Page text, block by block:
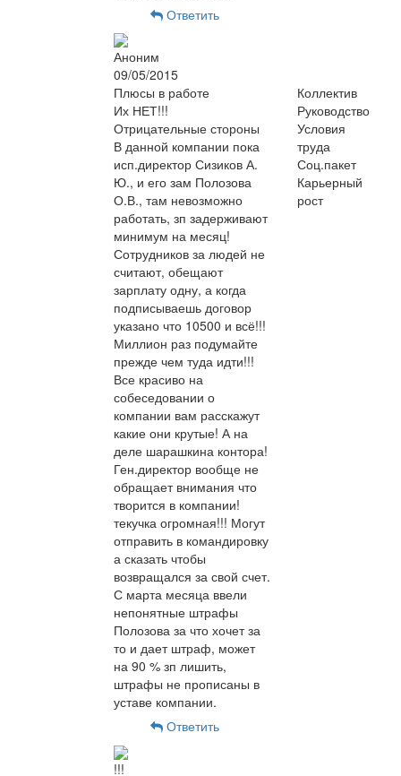
Ответить
Аноним
09/05/2015
Плюсы в работе
Их НЕТ!!!
Отрицательные стороны
В данной компании пока
исп.директор Сизиков А.
Ю., и его зам Полозова
О.В., там невозможно
работать, зп задерживают
минимум на месяц!
Сотрудников за людей не
считают, обещают
зарплату одну, а когда
подписываешь договор
указано что 10500 и всё!!!
Миллион раз подумайте
прежде чем туда идти!!!
Все красиво на
собеседовании о
компании вам расскажут
какие они крутые! А на
деле шарашкина контора!
Ген.директор вообще не
обращает внимания что
творится в компании!
текучка огромная!!! Могут
отправить в командировку
а сказать чтобы
возвращался за свой счет.
С марта месяца ввели
непонятные штрафы
Полозова за что хочет за
то и дает штраф, может
на 90 % зп лишить,
штрафы не прописаны в
уставе компании.
Коллектив
Руководство
Условия
труда
Соц.пакет
Карьерный
рост
Ответить
!!!